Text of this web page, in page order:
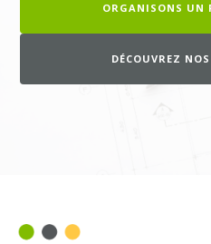
ORGANISONS UN
DÉCOUVREZ